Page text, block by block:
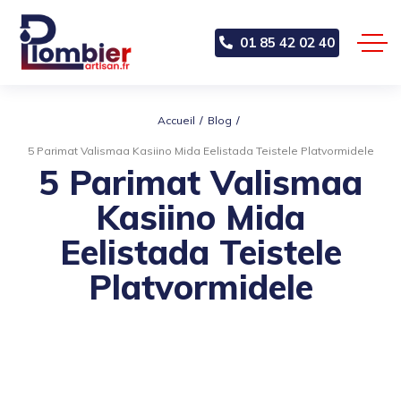
01 85 42 02 40
Accueil Blog
5 Parimat Valismaa Kasiino Mida Eelistada Teistele Platvormidele
5 Parimat Valismaa
Kasiino Mida
Eelistada Teistele
Platvormidele